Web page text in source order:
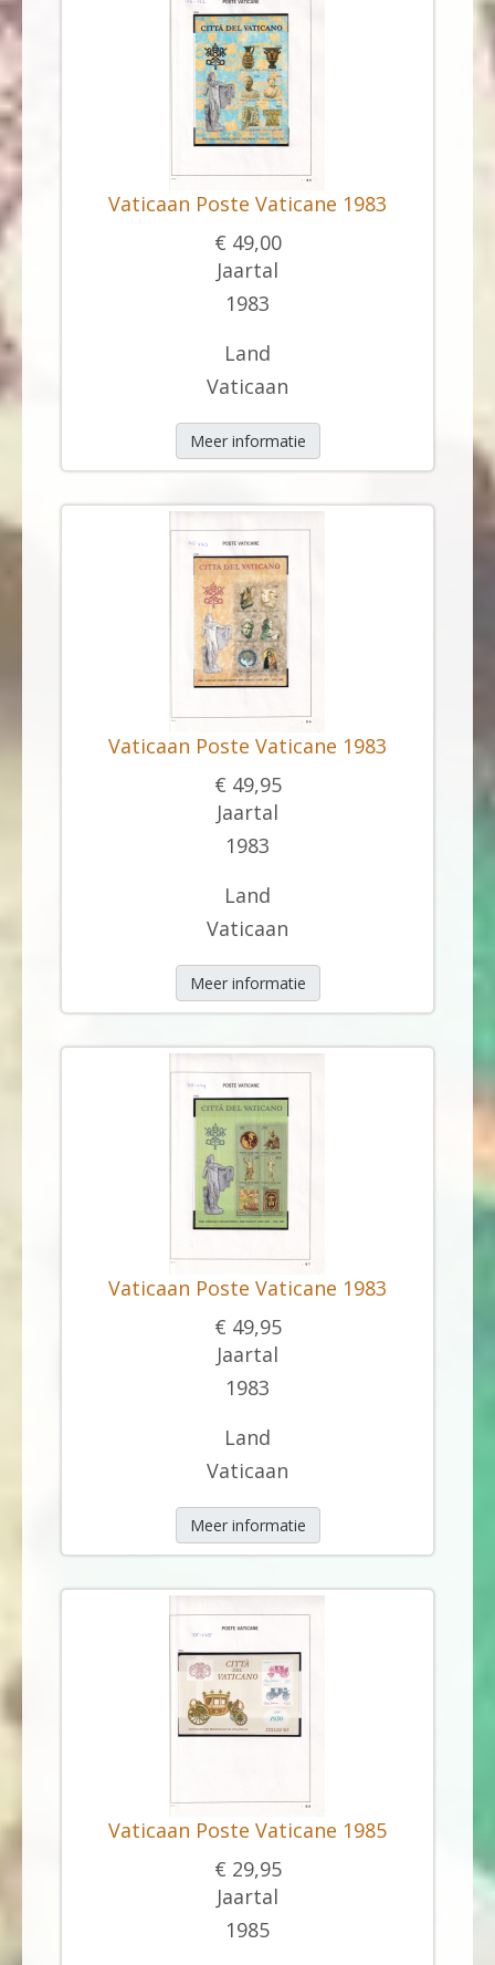
Vaticaan Poste Vaticane 1983
€ 49,00
Jaartal
1983
Land
Vaticaan
Meer informatie
Vaticaan Poste Vaticane 1983
€ 49,95
Jaartal
1983
Land
Vaticaan
Meer informatie
Vaticaan Poste Vaticane 1983
€ 49,95
Jaartal
1983
Land
Vaticaan
Meer informatie
Vaticaan Poste Vaticane 1985
€ 29,95
Jaartal
1985